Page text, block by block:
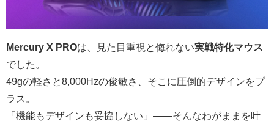
Mercury X PROは、見た目重視と侮れない実戦特化マウス
でした。
49gの軽さと8,000Hzの俊敏さ、そこに圧倒的デザインをプ
ラス。
「機能もデザインも妥協しない」――そんなわがままを叶